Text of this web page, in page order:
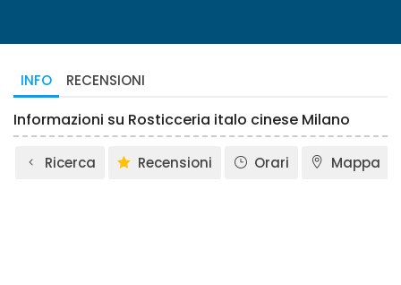
INFO RECENSIONI
Informazioni su Rosticceria italo cinese Milano
Ricerca Recensioni Orari Mappa